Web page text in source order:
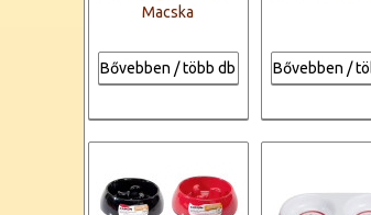
Macska
Bővebben / több db Bővebben /